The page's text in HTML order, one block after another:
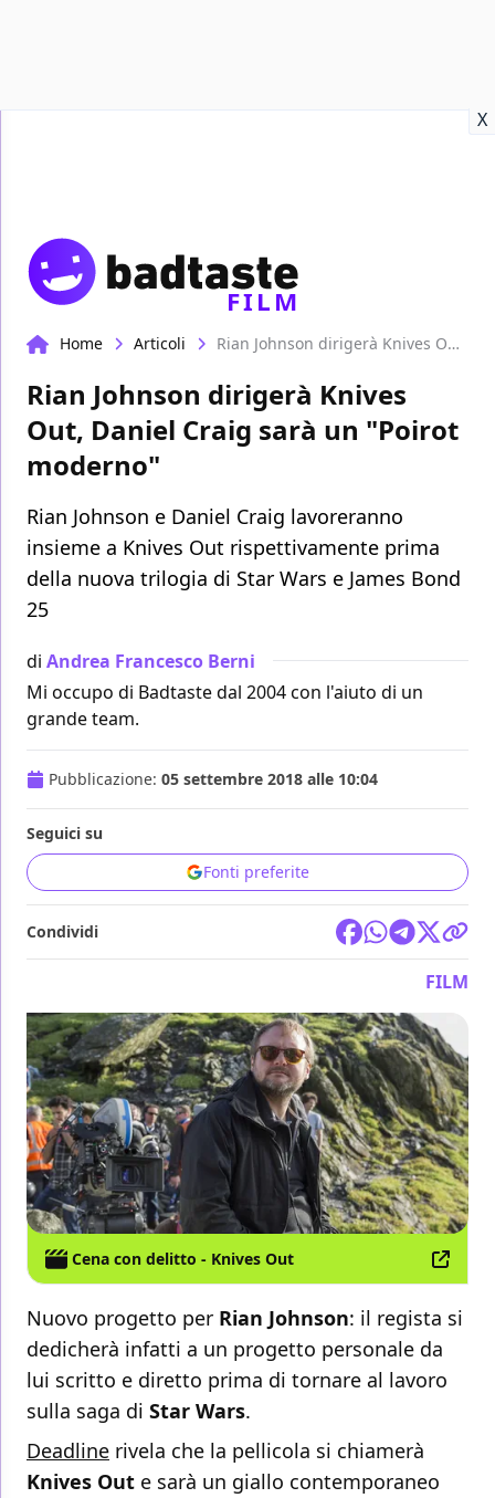
X
FILM
Home Articoli Rian Johnson dirigerà Knives Out, Daniel Craig sarà un "Poirot moderno"
Rian Johnson dirigerà Knives
Out, Daniel Craig sarà un "Poirot
moderno"
Rian Johnson e Daniel Craig lavoreranno
insieme a Knives Out rispettivamente prima
della nuova trilogia di Star Wars e James Bond
25
di Andrea Francesco Berni
Mi occupo di Badtaste dal 2004 con l'aiuto di un
grande team.
Pubblicazione: 05 settembre 2018 alle 10:04
Seguici su
Fonti preferite
Condividi
FILM
Cena con delitto - Knives Out
Nuovo progetto per Rian Johnson: il regista si
dedicherà infatti a un progetto personale da
lui scritto e diretto prima di tornare al lavoro
sulla saga di Star Wars.
Deadline rivela che la pellicola si chiamerà
Knives Out e sarà un giallo contemporaneo